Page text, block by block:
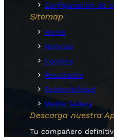
Configuración de
Sitemap
Home
Noticias
Equipos
Resultados
Sostenibilidad
Media Gallery
Descarga nuestra
Tu compañero